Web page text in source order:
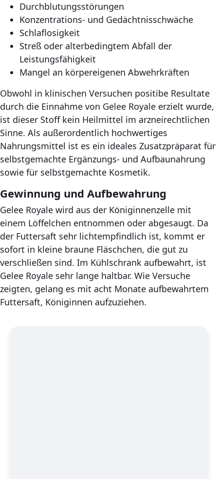
Durchblutungsstörungen
Konzentrations- und Gedächtnisschwäche
Schlaflosigkeit
Streß oder alterbedingtem Abfall der
Leistungsfähigkeit
Mangel an körpereigenen Abwehrkräften
Obwohl in klinischen Versuchen positibe Resultate
durch die Einnahme von Gelee Royale erzielt wurde,
ist dieser Stoff kein Heilmittel im arzneirechtlichen
Sinne. Als außerordentlich hochwertiges
Nahrungsmittel ist es ein ideales Zusatzpräparat für
selbstgemachte Ergänzungs- und Aufbaunahrung
sowie für selbstgemachte Kosmetik.
Gewinnung und Aufbewahrung
Gelee Royale wird aus der Königinnenzelle mit
einem Löffelchen entnommen oder abgesaugt. Da
der Futtersaft sehr lichtempfindlich ist, kommt er
sofort in kleine braune Fläschchen, die gut zu
verschließen sind. Im Kühlschrank aufbewahrt, ist
Gelee Royale sehr lange haltbar. Wie Versuche
zeigten, gelang es mit acht Monate aufbewahrtem
Futtersaft, Königinnen aufzuziehen.